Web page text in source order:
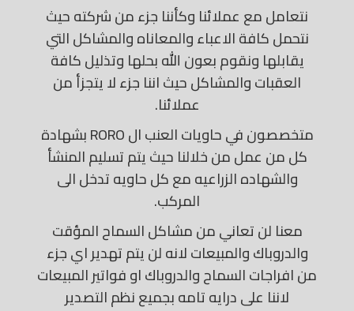
نتعامل مع عملائنا وكأننا جزء من شركته حيث
نتحمل كافة الاعباء والمعاناه والمشاكل التي
يقابلها ونقوم بعون الله بحلها وتذليل كافة
العقبات والمشاكل حيث اننا جزء لا يتجزأ من
عملائنا.
متخصصون في حاويات العنب ال RORO بشهادة
كل من عمل من خلالنا حيث يتم تسليم المنشأ
والشهاده الزراعيه مع كل حاويه تدخل الى
المركب.
معنا لن تعاني من مشاكل السماح المؤقت
والدروباك والمبيعات لانه لن يتم تهدير اي جزء
من افراجات السماح والدروباك او فواتير المبيعات
لاننا على درايه تامه بجميع نظم التصدير